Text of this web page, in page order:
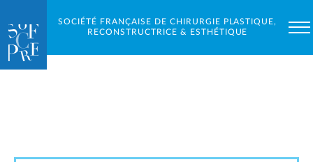
SOCIÉTÉ FRANÇAISE DE CHIRURGIE PLASTIQUE,
RECONSTRUCTRICE & ESTHÉTIQUE